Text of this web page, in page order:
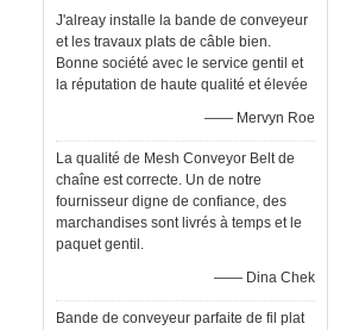
J'alreay installe la bande de conveyeur
et les travaux plats de câble bien.
Bonne société avec le service gentil et
la réputation de haute qualité et élevée
—— Mervyn Roe
La qualité de Mesh Conveyor Belt de
chaîne est correcte. Un de notre
fournisseur digne de confiance, des
marchandises sont livrés à temps et le
paquet gentil.
—— Dina Chek
Bande de conveyeur parfaite de fil plat